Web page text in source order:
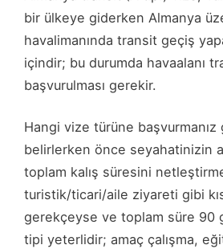
bir ülkeye giderken Almanya
havalimanında transit geçiş
içindir; bu durumda havaalanı
başvurulması gerekir.
Hangi vize türüne
belirlerken önce seyahatinizin
toplam kalış süresini
turistik/ticari/aile ziyareti gibi
gerekçeyse ve toplam süre 90
tipi yeterlidir; amaç çalışma,